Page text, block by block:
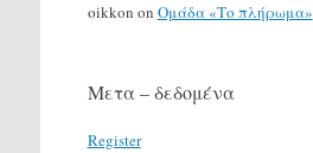
oikkon on Ομάδα «Το πλήρωμα»
Μετα – δεδομένα
Register